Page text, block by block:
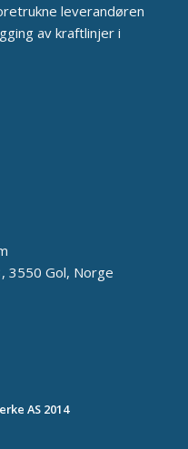
leverandøren
av kraftlinjer i
3550 Gol, Norge
AS 2014